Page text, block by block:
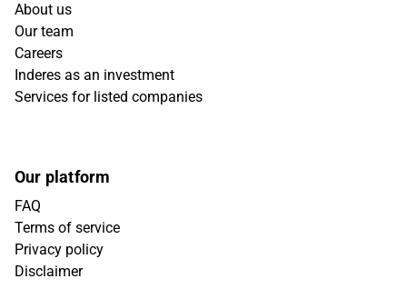
About us
Our team
Careers
Inderes as an investment
Services for listed companies
Our platform
FAQ
Terms of service
Privacy policy
Disclaimer